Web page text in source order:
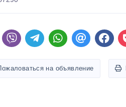
на объявление